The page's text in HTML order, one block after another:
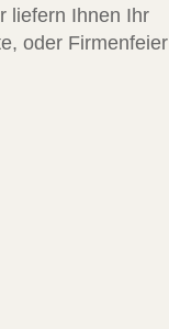
liefern Ihnen Ihr
oder Firmenfeier